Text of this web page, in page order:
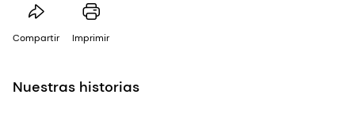
Compartir Imprimir
Nuestras historias